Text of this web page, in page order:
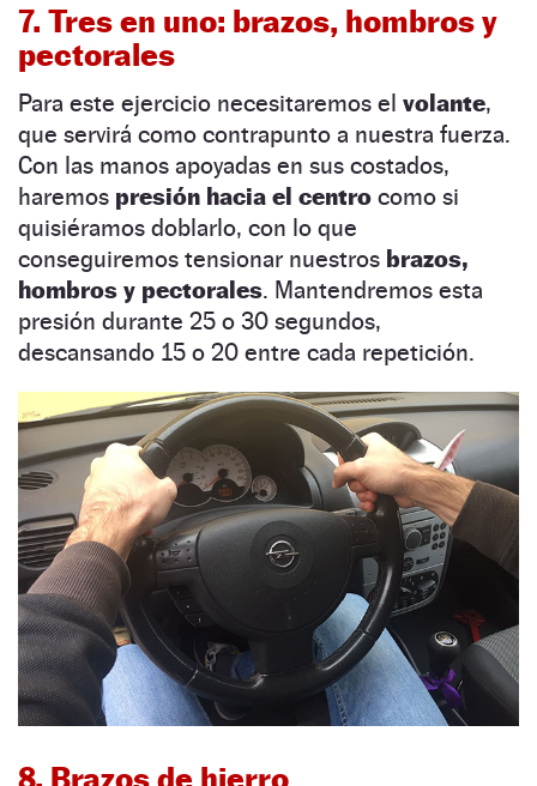
7. Tres en uno: brazos, hombros y
pectorales
Para este ejercicio necesitaremos el volante,
que servirá como contrapunto a nuestra fuerza.
Con las manos apoyadas en sus costados,
haremos presión hacia el centro como si
quisiéramos doblarlo, con lo que
conseguiremos tensionar nuestros brazos,
hombros y pectorales. Mantendremos esta
presión durante 25 o 30 segundos,
descansando 15 o 20 entre cada repetición.